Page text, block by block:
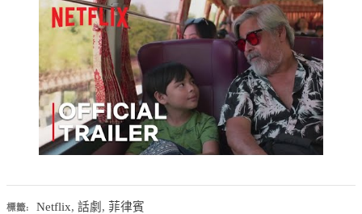
標籤: Netflix,話劇 , 菲律賓